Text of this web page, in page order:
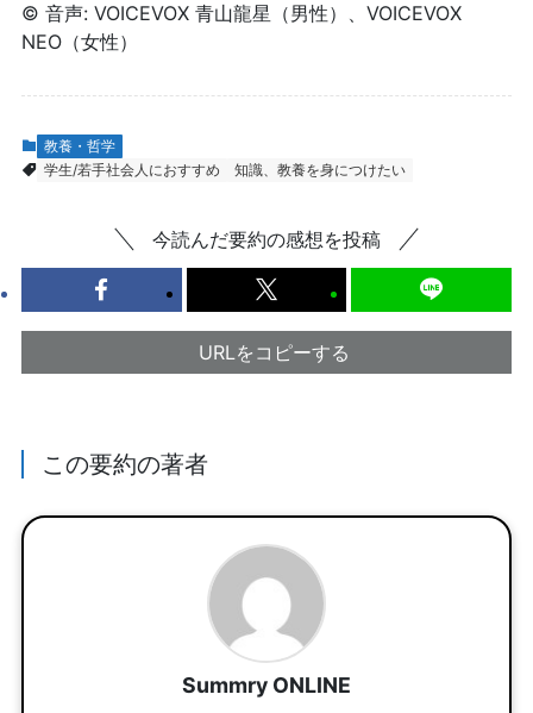
© 音声: VOICEVOX 青山龍星（男性）、VOICEVOX
NEO（女性）
教養・哲学
学生/若手社会人におすすめ
知識、教養を身につけたい
今読んだ要約の感想を投稿
URLをコピーする
この要約の著者
Summry ONLINE